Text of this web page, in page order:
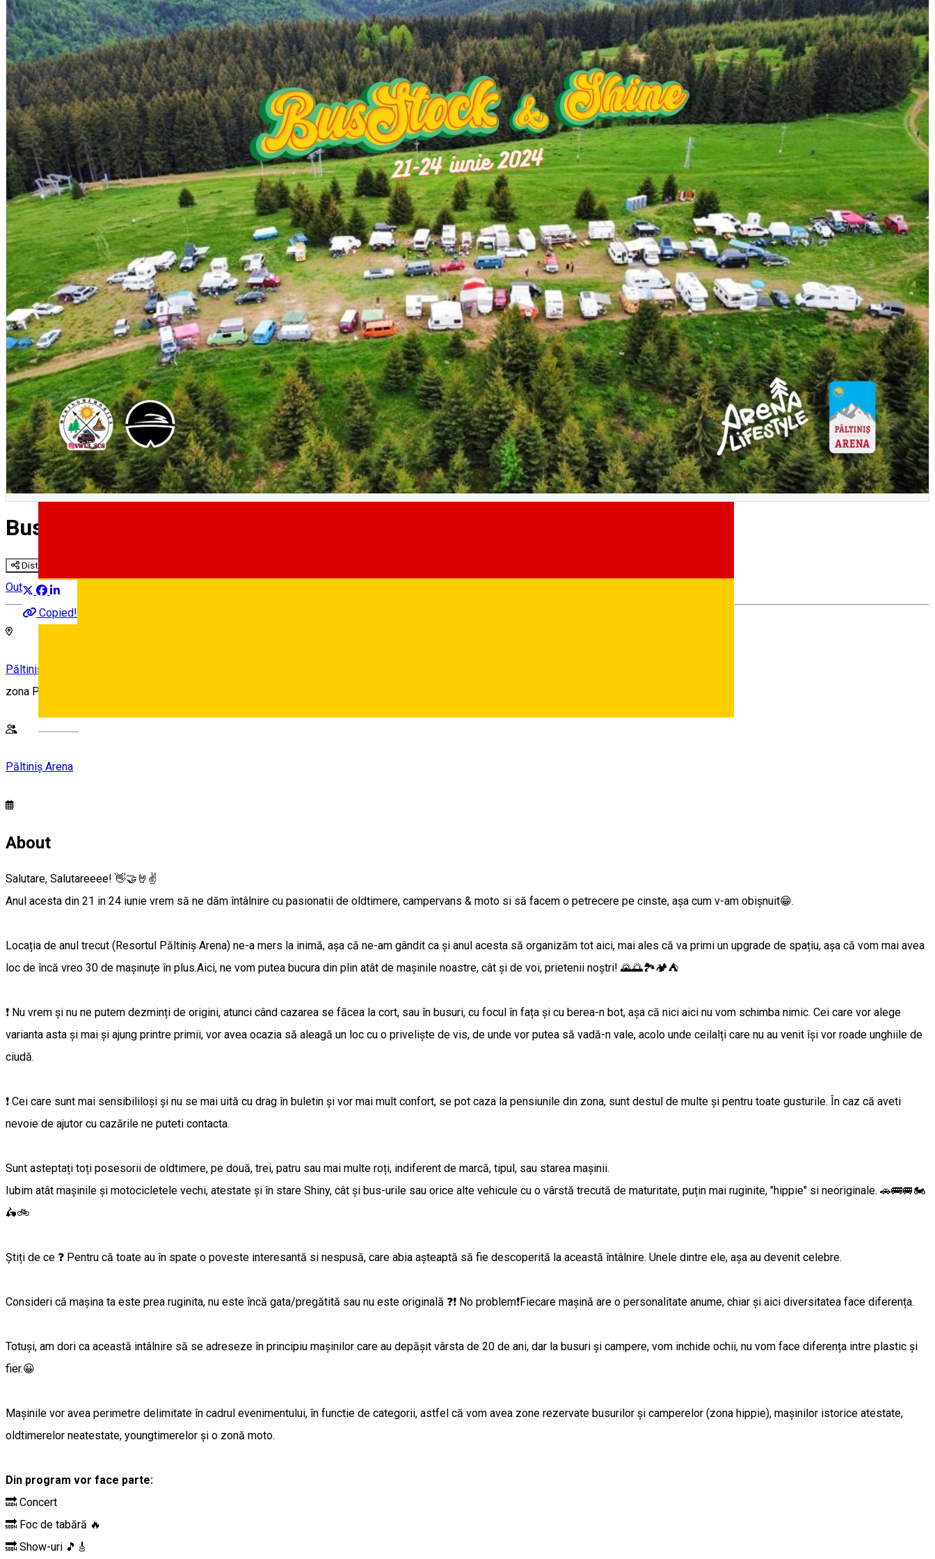
English
BusStock & Shine 2024
Distribuie
Copied!
Outside Sibiu
Păltiniș Arena
zona Platos - Poiana Poplacii, DJ106, Păltiniș 550001, România
Păltiniș Arena
About
Salutare, Salutareeee! 👋🤝🤘✌️
Anul acesta din 21 in 24 iunie vrem să ne dăm întâlnire cu pasionatii de oldtimere, campervans & moto si să facem o petrecere pe cinste, așa cum v-am obișnuit😁.
Locația de anul trecut (Resortul Păltiniș Arena) ne-a mers la inimă, așa că ne-am gândit ca și anul acesta să organizăm tot aici, mai ales că va primi un upgrade de spațiu, așa că vom mai avea
loc de încă vreo 30 de mașinuțe în plus.Aici, ne vom putea bucura din plin atât de mașinile noastre, cât și de voi, prietenii noștri! 🌄🌅🏞🏕⛺
❗ Nu vrem și nu ne putem dezminți de origini, atunci când cazarea se făcea la cort, sau în busuri, cu focul în fața și cu berea-n bot, așa că nici aici nu vom schimba nimic. Cei care vor alege
varianta asta și mai și ajung printre primii, vor avea ocazia să aleagă un loc cu o priveliște de vis, de unde vor putea să vadă-n vale, acolo unde ceilalți care nu au venit își vor roade unghiile de
ciudă.
❗ Cei care sunt mai sensibililoși și nu se mai uită cu drag în buletin și vor mai mult confort, se pot caza la pensiunile din zona, sunt destul de multe și pentru toate gusturile. În caz că aveti
nevoie de ajutor cu cazările ne puteti contacta.
Sunt asteptați toți posesorii de oldtimere, pe două, trei, patru sau mai multe roți, indiferent de marcă, tipul, sau starea mașinii.
Iubim atât mașinile și motocicletele vechi, atestate și în stare Shiny, cât și bus-urile sau orice alte vehicule cu o vârstă trecută de maturitate, puțin mai ruginite, "hippie" si neoriginale. 🚗🚌🚐🏍
🛵🚲
Știți de ce ❓ Pentru că toate au în spate o poveste interesantă si nespusă, care abia așteaptă să fie descoperită la această întâlnire. Unele dintre ele, așa au devenit celebre.
Consideri că mașina ta este prea ruginita, nu este încă gata/pregătită sau nu este originală ❓❗ No problem❗Fiecare mașină are o personalitate anume, chiar și aici diversitatea face diferența.
Totuși, am dori ca această intâlnire să se adreseze în principiu mașinilor care au depășit vârsta de 20 de ani, dar la busuri și campere, vom inchide ochii, nu vom face diferența intre plastic și
fier.😀
Mașinile vor avea perimetre delimitate în cadrul evenimentului, în functie de categorii, astfel că vom avea zone rezervate busurilor și camperelor (zona hippie), mașinilor istorice atestate,
oldtimerelor neatestate, youngtimerelor și o zonă moto.
Din program vor face parte:
🔜 Concert
🔜 Foc de tabără 🔥
🔜 Show-uri 🎵🎸